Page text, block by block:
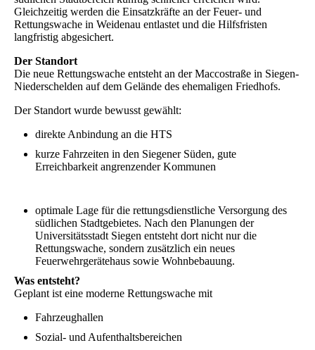
Gleichzeitig werden die Einsatzkräfte an der Feuer- und
Rettungswache in Weidenau entlastet und die Hilfsfristen
langfristig abgesichert.
Der Standort
Die neue Rettungswache entsteht an der Maccostraße in Siegen-
Niederschelden auf dem Gelände des ehemaligen Friedhofs.
Der Standort wurde bewusst gewählt:
direkte Anbindung an die HTS
kurze Fahrzeiten in den Siegener Süden, gute
Erreichbarkeit angrenzender Kommunen
optimale Lage für die rettungsdienstliche Versorgung des
südlichen Stadtgebietes. Nach den Planungen der
Universitätsstadt Siegen entsteht dort nicht nur die
Rettungswache, sondern zusätzlich ein neues
Feuerwehrgerätehaus sowie Wohnbebauung.
Was entsteht?
Geplant ist eine moderne Rettungswache mit
Fahrzeughallen
Sozial- und Aufenthaltsbereichen